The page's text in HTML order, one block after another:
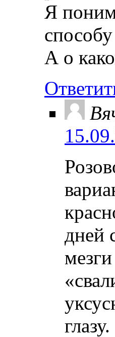
Я
А о
дней
глазу.